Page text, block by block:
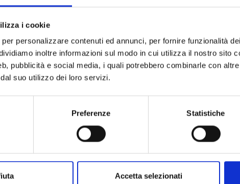
i cookie
personalizzare contenuti ed annunci, per fornire funzionalità
inoltre informazioni sul modo in cui utilizza il nostro sito
pubblicità e social media, i quali potrebbero combinarle con
suo utilizzo dei loro servizi.
Preferenze Statistiche
Accetta selezionati
CAPITAN TSUBASA NEW
EDITION n. 12
22/04/2015
CAPITAN
EDITION n.
25/03/